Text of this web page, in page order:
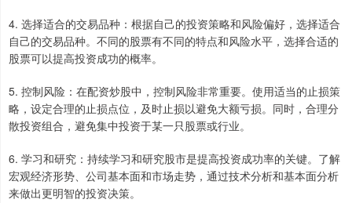
4. 选择适合的交易品种：根据自己的投资策略和风险偏好，选择适合
自己的交易品种。不同的股票有不同的特点和风险水平，选择合适的
股票可以提高投资成功的概率。
5. 控制风险：在配资炒股中，控制风险非常重要。使用适当的止损策
略，设定合理的止损点位，及时止损以避免大额亏损。同时，合理分
散投资组合，避免集中投资于某一只股票或行业。
6. 学习和研究：持续学习和研究股市是提高投资成功率的关键。了解
宏观经济形势、公司基本面和市场走势，通过技术分析和基本面分析
来做出更明智的投资决策。